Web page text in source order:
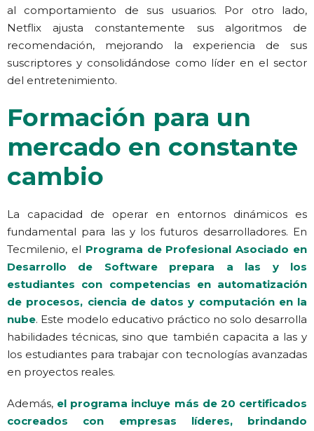
al comportamiento de sus usuarios. Por otro lado,
Netflix ajusta constantemente sus algoritmos de
recomendación, mejorando la experiencia de sus
suscriptores y consolidándose como líder en el sector
del entretenimiento.
Formación para un
mercado en constante
cambio
La capacidad de operar en entornos dinámicos es
fundamental para las y los futuros desarrolladores. En
Tecmilenio, el Programa de Profesional Asociado en
Desarrollo de Software prepara a las y los
estudiantes con competencias en automatización
de procesos, ciencia de datos y computación en la
nube. Este modelo educativo práctico no solo desarrolla
habilidades técnicas, sino que también capacita a las y
los estudiantes para trabajar con tecnologías avanzadas
en proyectos reales.
Además, el programa incluye más de 20 certificados
cocreados con empresas líderes, brindando